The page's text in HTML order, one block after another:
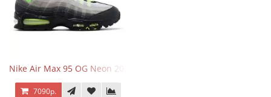
Nike Air Max 95 OG Neon 2025
7090р.